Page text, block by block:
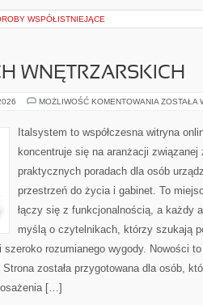
WSPÓŁISTNIEJĄCE
WNĘTRZARSKICH
MOŻLIWOŚĆ KOMENTOWANIA MEBLE
ZOSTAŁA
Italsystem to współczesna witryna
koncentruje się na aranżacji związanej
praktycznych poradach dla osób
przestrzeń do życia i gabinet. To
łączy się z funkcjonalnością, a każdy
myślą o czytelnikach, którzy szukają
rozumianego wygody. Nowości
została przygotowana dla osób,
[…]